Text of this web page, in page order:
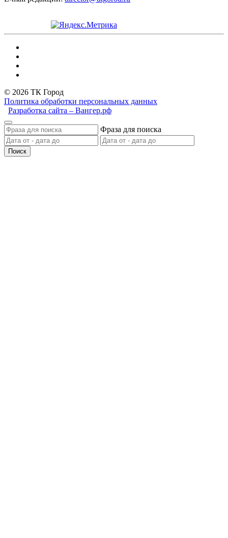
© 2026 ТК Город
Политика обработки персональных данных
Разработка сайта – Вангер.рф
Фраза для поиска
Поиск